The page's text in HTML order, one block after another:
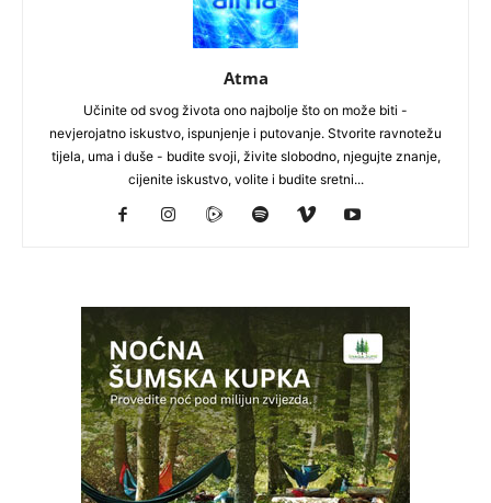
Atma
Učinite od svog života ono najbolje što on može biti -
nevjerojatno iskustvo, ispunjenje i putovanje. Stvorite ravnotežu
tijela, uma i duše - budite svoji, živite slobodno, njegujte znanje,
cijenite iskustvo, volite i budite sretni...